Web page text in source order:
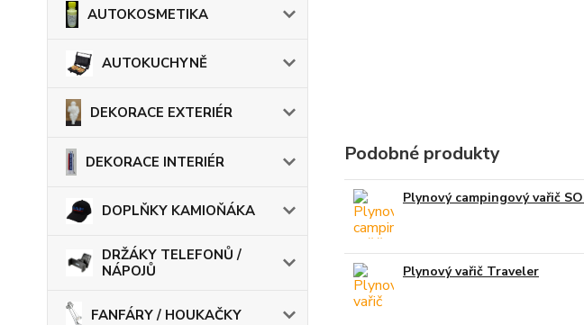
AUTOKOSMETIKA
AUTOKUCHYNĚ
DEKORACE EXTERIÉR
DEKORACE INTERIÉR
DOPLŇKY KAMIOŇÁKA
DRŽÁKY TELEFONŮ /
NÁPOJŮ
FANFÁRY / HOUKAČKY
Podobné produkty
Plynový campingový vařič
Plynový vařič Traveler